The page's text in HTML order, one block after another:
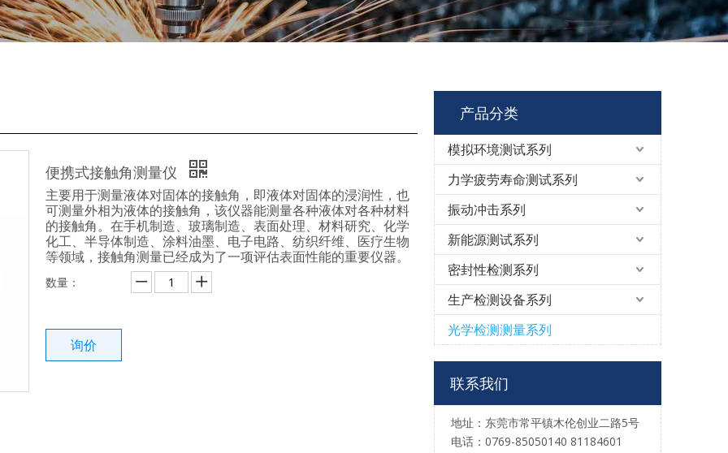
便携式接触角测量仪
主要用于测量液体对固体的接触角，即液体对固体的浸润性，也
可测量外相为液体的接触角，该仪器能测量各种液体对各种材料
的接触角。在手机制造、玻璃制造、表面处理、材料研究、化学
化工、半导体制造、涂料油墨、电子电路、纺织纤维、医疗生物
等领域，接触角测量已经成为了一项评估表面性能的重要仪器。
数量：
询价
产品分类
模拟环境测试系列
力学疲劳寿命测试系列
振动冲击系列
新能源测试系列
密封性检测系列
生产检测设备系列
光学检测测量系列
联系我们
地址：东莞市常平镇木伦创业二路5号
电话：0769-85050140 81184601